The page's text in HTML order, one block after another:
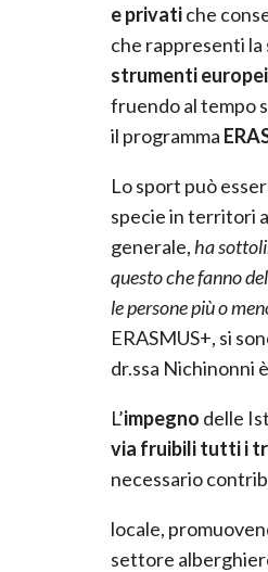
e privatiche
che rappresenti la
strumenti
fruendo al tempo
il programma
Lo sport può
specie in territori
generale, ha
questo che fanno
le persone più o
ERASMUS+, si
dr.ssa Nichinonni
L’impegno delle
via fruibili tutti i
necessario
locale,
settore